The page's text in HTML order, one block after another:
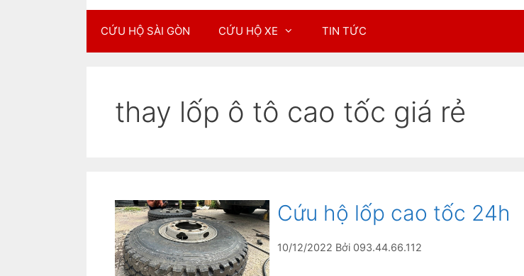
CỨU HỘ SÀI GÒN CỨU HỘ XE TIN TỨC
thay lốp ô tô cao tốc giá rẻ
Cứu hộ lốp cao tốc 24h
10/12/2022 Bởi 093.44.66.112